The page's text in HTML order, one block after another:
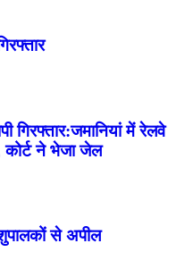
गिरफ्तार:जमानियां में रेलवे
कोर्ट ने भेजा जेल
से अपील